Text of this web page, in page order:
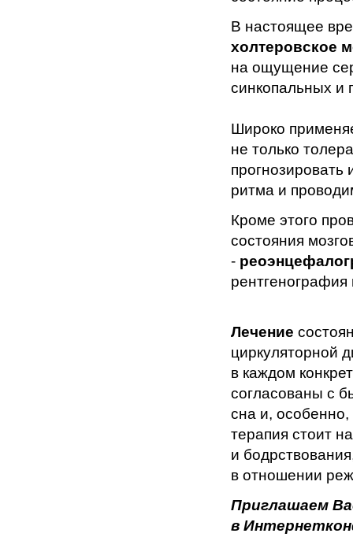
В настоящее
холтеровское
на ощущение
синкопальных и
Широко
не только
ритма и
Кроме этого
состояния
-
рентгенография
Лечение
циркуляторной
в каждом
согласованы с
сна и,
терапия стоит
и
в отношении
Приглашаем
в